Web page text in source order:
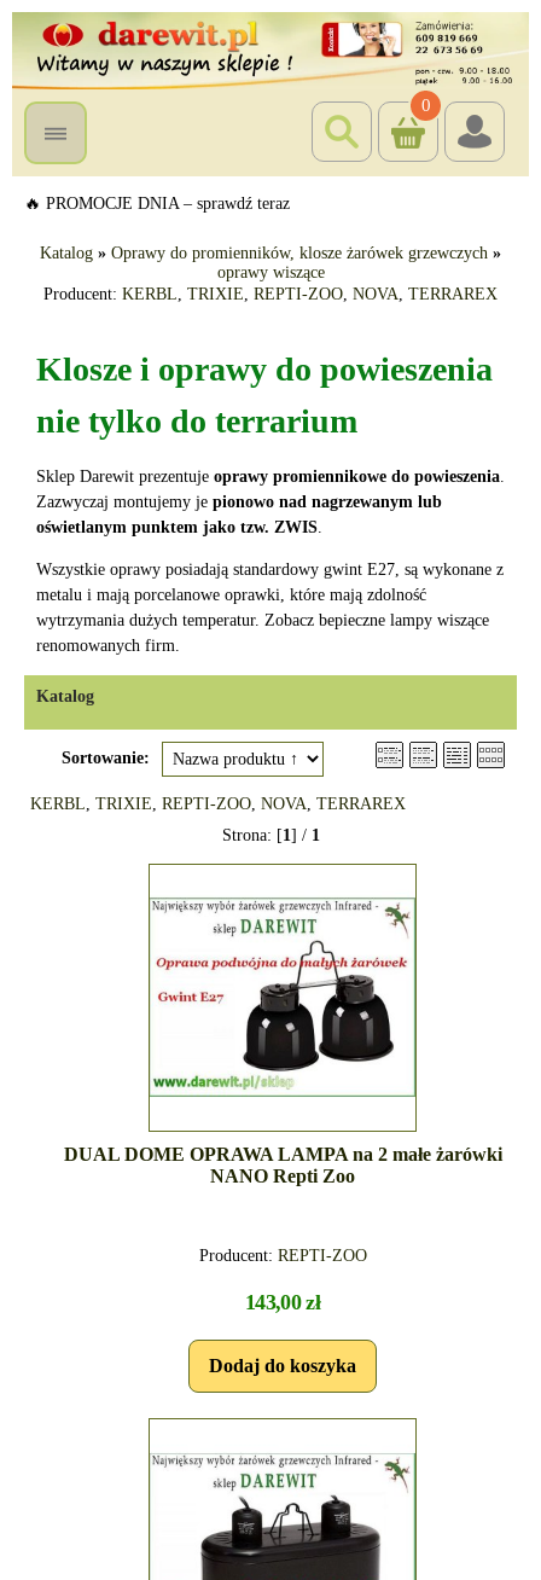
0
🔥 PROMOCJE DNIA – sprawdź teraz
Katalog » Oprawy do promienników, klosze żarówek grzewczych »
oprawy wiszące
Producent: KERBL, TRIXIE, REPTI-ZOO, NOVA, TERRAREX
Klosze i oprawy do powieszenia
nie tylko do terrarium
Sklep Darewit prezentuje oprawy promiennikowe do powieszenia.
Zazwyczaj montujemy je pionowo nad nagrzewanym lub
oświetlanym punktem jako tzw. ZWIS.
Wszystkie oprawy posiadają standardowy gwint E27, są wykonane z
metalu i mają porcelanowe oprawki, które mają zdolność
wytrzymania dużych temperatur. Zobacz bepieczne lampy wiszące
renomowanych firm.
Katalog
Sortowanie:
KERBL, TRIXIE, REPTI-ZOO, NOVA, TERRAREX
Strona: [1] / 1
DUAL DOME OPRAWA LAMPA na 2 małe żarówki
NANO Repti Zoo
Producent: REPTI-ZOO
143,00 zł